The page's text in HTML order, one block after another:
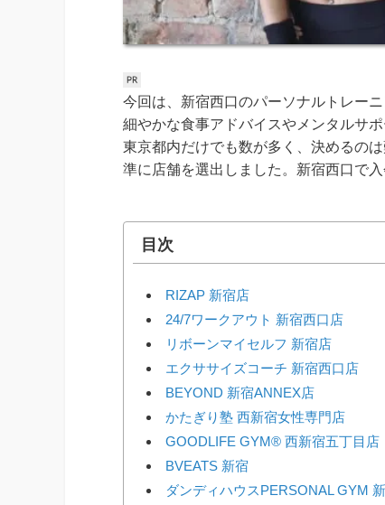
今回は、新宿西口のパーソナルトレー
細やかな食事アドバイスやメンタルサ
東京都内だけでも数が多く、決めるの
準に店舗を選出しました。新宿西口で
目次
RIZAP 新宿店
24/7ワークアウト 新宿西口店
リボーンマイセルフ 新宿店
エクササイズコーチ 新宿西口店
BEYOND 新宿ANNEX店
かたぎり塾 西新宿女性専門店
GOODLIFE GYM® 西新宿五丁目店
BVEATS 新宿
ダンディハウスPERSONAL GYM